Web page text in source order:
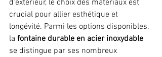
d’extérieur, le choix des matériaux est
crucial pour allier esthétique et
longévité. Parmi les options disponibles,
la fontaine durable en acier inoxydable
se distingue par ses nombreux